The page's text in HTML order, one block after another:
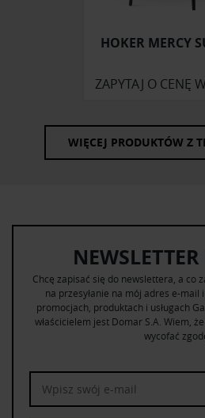
HOKER MERCY
ZAPYTAJ O CENĘ
WIĘCEJ PRODUKTÓW Z
Chcę zapisać się do newslettera, a co
na przesyłanie na mój adres e-mail
promocjach, produktach i usługach
właścicielem jest Domar S.A. Wiem,
wycofać